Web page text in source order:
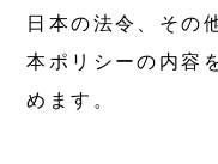
日本の法令、その
本ポリシーの内容
めます。